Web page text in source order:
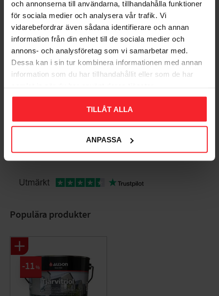
och annonserna till användarna, tillhandahålla funktioner
för sociala medier och analysera vår trafik. Vi
vidarebefordrar även sådana identifierare och annan
information från din enhet till de sociala medier och
annons- och analysföretag som vi samarbetar med.
Dessa kan i sin tur kombinera informationen med annan
information som du har tillhandahållit eller som de har
TILLÅT ALLA
ANPASSA
Farve: Aluminium
Dimensioner: Højde 206 mm, Diameter 76 mm, Dybde
106 mm
Lyskilde inkluderet: Nej
Bedømmelser
Dig
Bliv den første, der giver en bedømmelse.
Populära produkter
11 %